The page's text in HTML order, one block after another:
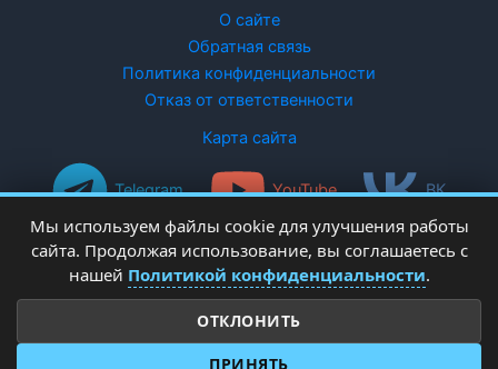
О сайте
Обратная связь
Политика конфиденциальности
Отказ от ответственности
Карта сайта
Telegram YouTube ВК
Copyright © 2026 PCRentgen - настройка Windows
Мы используем файлы cookie для улучшения работы
сайта. Продолжая использование, вы соглашаетесь с
нашей Политикой конфиденциальности.
ОТКЛОНИТЬ
ПРИНЯТЬ